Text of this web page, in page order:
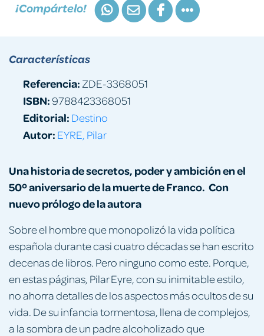
¡Compártelo!
Una historia de secretos, poder y ambición en el
50º aniversario de la muerte de Franco. Con
nuevo prólogo de la autora
Sobre el hombre que monopolizó la vida política
española durante casi cuatro décadas se han escrito
decenas de libros. Pero ninguno como este. Porque,
en estas páginas, Pilar Eyre, con su inimitable estilo,
no ahorra detalles de los aspectos más ocultos de su
vida. De su infancia tormentosa, llena de complejos,
a la sombra de un padre alcoholizado que
Características
Referencia: ZDE-3368051
ISBN:9788423368051
Editorial: Destino
Autor: EYRE, Pilar